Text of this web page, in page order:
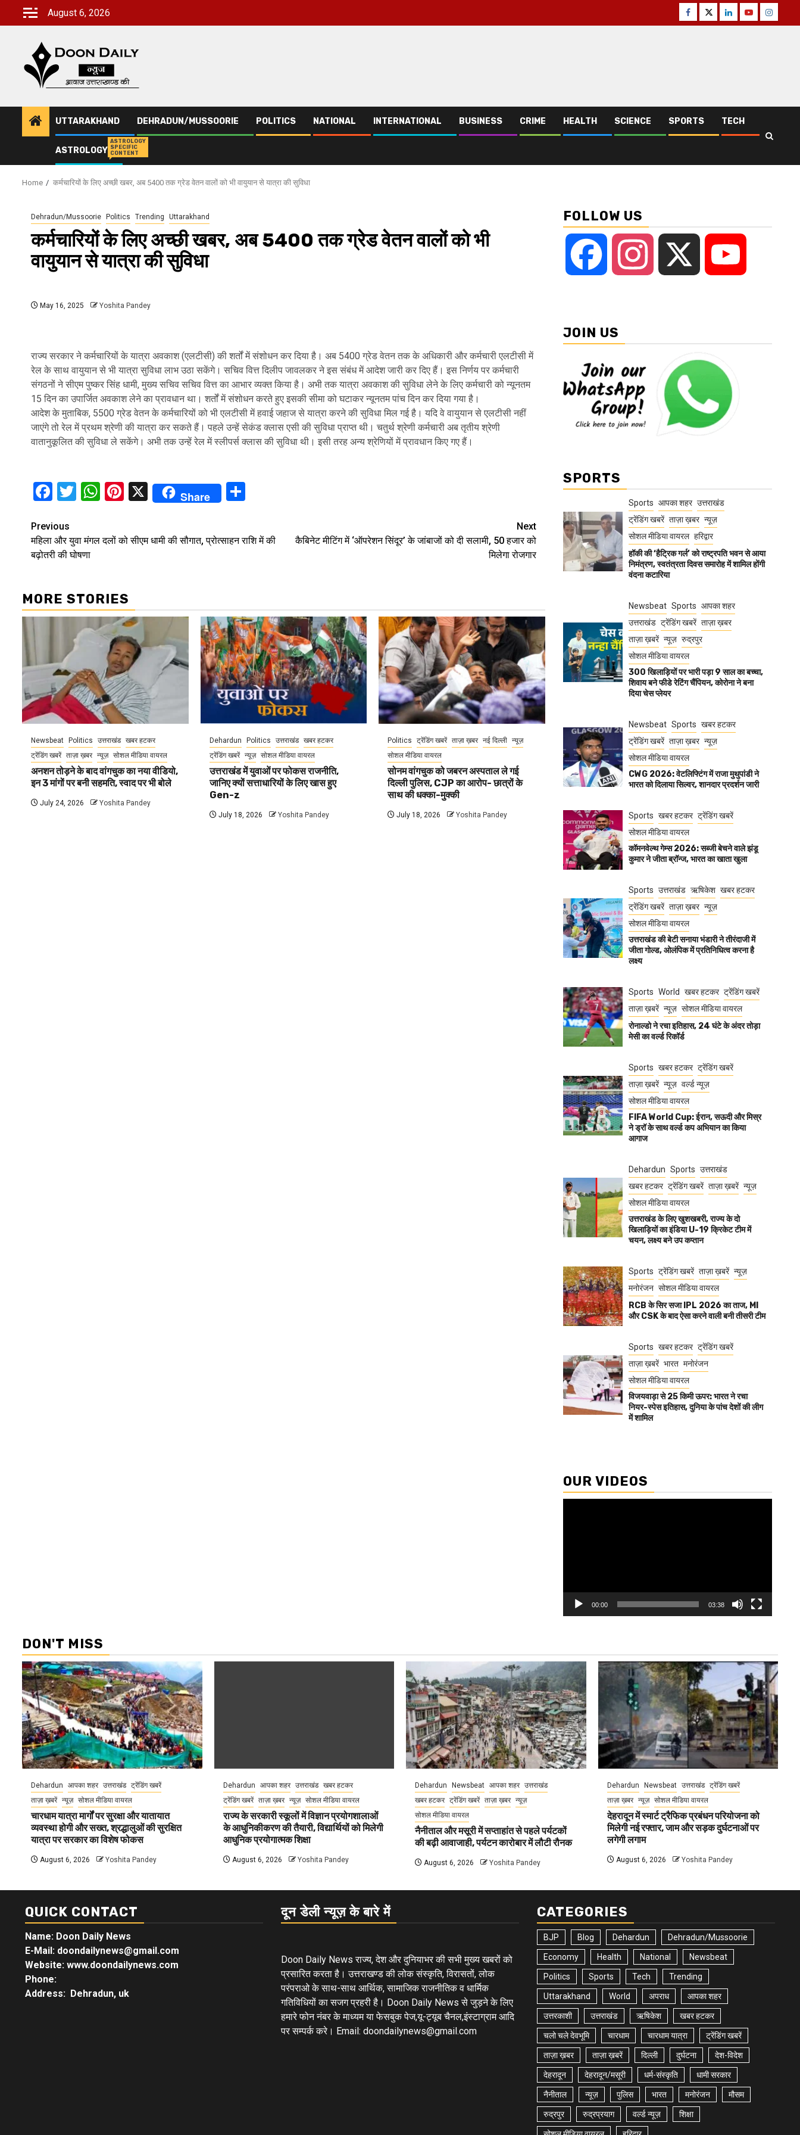
August 6, 2026 Facebook
TwitterLinkedinYoutube
UTTARAKHAND DEHRADUN/MUSSOORIE POLITICS NATIONAL INTERNATIONAL BUSINESS CRIME HEALTH SCIENCE SPORTS TECH
ASTROLOGY
ASTROLOGY
SPECIFIC
CONTENT
Home कर्मचारियों के लिए अच्छी खबर, अब 5400 तक ग्रेड वेतन वालों को भी वायुयान से यात्रा की सुविधा
Dehradun/Mussoorie Politics Trending Uttarakhand
कर्मचारियों के लिए अच्छी खबर, अब 5400 तक ग्रेड वेतन वालों को भी
वायुयान से यात्रा की सुविधा
May 16, 2025 Yoshita Pandey
राज्य सरकार ने कर्मचारियों के यात्रा अवकाश (एलटीसी) की शर्तों में संशोधन कर दिया है। अब 5400 ग्रेड वेतन तक के अधिकारी और कर्मचारी एलटीसी में
रेल के साथ वायुयान से भी यात्रा सुविधा लाभ उठा सकेंगे। सचिव वित्त दिलीप जावलकर ने इस संबंध में आदेश जारी कर दिए हैं। इस निर्णय पर कर्मचारी
संगठनों ने सीएम पुष्कर सिंह धामी, मुख्य सचिव सचिव वित्त का आभार व्यक्त किया है। अभी तक यात्रा अवकाश की सुविधा लेने के लिए कर्मचारी को न्यूनतम
15 दिन का उपार्जित अवकाश लेने का प्रावधान था। शर्तों में संशोधन करते हुए इसकी सीमा को घटाकर न्यूनतम पांच दिन कर दिया गया है।
आदेश के मुताबिक, 5500 ग्रेड वेतन के कर्मचारियों को भी एलटीसी में हवाई जहाज से यात्रा करने की सुविधा मिल गई है। यदि वे वायुयान से एलटीसी नहीं
जाएंगे तो रेल में प्रथम श्रेणी की यात्रा कर सकते हैं। पहले उन्हें सेकंड क्लास एसी की सुविधा प्राप्त थी। चतुर्थ श्रेणी कर्मचारी अब तृतीय श्रेणी
वातानुकूलित की सुविधा ले सकेंगे। अभी तक उन्हें रेल में स्लीपर्स क्लास की सुविधा थी। इसी तरह अन्य श्रेणियों में प्रावधान किए गए हैं।
Facebook
Twitter
WhatsApp
Pinterest
X Share
Continue
Reading
Previous
महिला और युवा मंगल दलों को सीएम धामी की सौगात, प्रोत्साहन राशि में की
बढ़ोतरी की घोषणा
Next
कैबिनेट मीटिंग में ‘ऑपरेशन सिंदूर’ के जांबाजों को दी सलामी, 50 हजार को
मिलेगा रोजगार
MORE STORIES
Newsbeat Politics उत्तराखंड खबर हटकर
ट्रेंडिंग खबरें ताज़ा ख़बर न्यूज़ सोशल मीडिया वायरल
अनशन तोड़ने के बाद वांगचुक का नया वीडियो,
इन 3 मांगों पर बनी सहमति, स्वाद पर भी बोले
July 24, 2026 Yoshita Pandey
Dehardun Politics उत्तराखंड खबर हटकर
ट्रेंडिंग खबरें न्यूज़ सोशल मीडिया वायरल
उत्तराखंड में युवाओं पर फोकस राजनीति,
जानिए क्यों सत्ताधारियों के लिए खास हुए
Gen-z
July 18, 2026 Yoshita Pandey
Politics ट्रेंडिंग खबरें ताज़ा ख़बर नई दिल्ली न्यूज़
सोशल मीडिया वायरल
सोनम वांगचुक को जबरन अस्पताल ले गई
दिल्ली पुलिस, CJP का आरोप- छात्रों के
साथ की धक्का-मुक्की
July 18, 2026 Yoshita Pandey
FOLLOW US
Facebook Instagram
JOIN US
SPORTS
Sports आपका शहर उत्तराखंड
ट्रेंडिंग खबरें ताज़ा ख़बर न्यूज़
सोशल मीडिया वायरल हरिद्वार
हॉकी की ‘हैट्रिक गर्ल’ को राष्ट्रपति भवन से आया
निमंत्रण, स्वतंत्रता दिवस समारोह में शामिल होंगी
वंदना कटारिया
Newsbeat Sports आपका शहर
उत्तराखंड ट्रेंडिंग खबरें ताज़ा ख़बर
ताज़ा ख़बरें न्यूज़ रुद्रपुर
सोशल मीडिया वायरल
300 खिलाड़ियों पर भारी पड़ा 9 साल का बच्चा,
शिवाय बने फीडे रेटिंग चैंपियन, कोरोना ने बना
दिया चेस प्लेयर
Newsbeat Sports खबर हटकर
ट्रेंडिंग खबरें ताज़ा ख़बर न्यूज़
सोशल मीडिया वायरल
CWG 2026: वेटलिफ्टिंग में राजा मुथुपांडी ने
भारत को दिलाया सिल्वर, शानदार प्रदर्शन जारी
Sports खबर हटकर ट्रेंडिंग खबरें
सोशल मीडिया वायरल
कॉमनवेल्थ गेम्स 2026: सब्जी बेचने वाले झंडू
कुमार ने जीता ब्रॉन्ज, भारत का खाता खुला
Sports उत्तराखंड ऋषिकेश खबर हटकर
ट्रेंडिंग खबरें ताज़ा ख़बर न्यूज़
सोशल मीडिया वायरल
उत्तराखंड की बेटी सनाया भंडारी ने तीरंदाजी में
जीता गोल्ड, ओलंपिक में प्रतिनिधित्व करना है
लक्ष्य
Sports World खबर हटकर ट्रेंडिंग खबरें
ताज़ा ख़बरें न्यूज़ सोशल मीडिया वायरल
रोनाल्डो ने रचा इतिहास, 24 घंटे के अंदर तोड़ा
मेसी का वर्ल्ड रिकॉर्ड
Sports खबर हटकर ट्रेंडिंग खबरें
ताज़ा ख़बरें न्यूज़ वर्ल्ड न्यूज़
सोशल मीडिया वायरल
FIFA World Cup: ईरान, सऊदी और मिस्र
ने ड्रॉ के साथ वर्ल्ड कप अभियान का किया
आगाज
Dehardun Sports उत्तराखंड
खबर हटकर ट्रेंडिंग खबरें ताज़ा ख़बरें न्यूज़
सोशल मीडिया वायरल
उत्तराखंड के लिए खुशखबरी, राज्य के दो
खिलाड़ियों का इंडिया U-19 क्रिकेट टीम में
चयन, लक्ष्य बने उप कप्तान
Sports ट्रेंडिंग खबरें ताज़ा ख़बरें न्यूज़
मनोरंजन सोशल मीडिया वायरल
RCB के सिर सजा IPL 2026 का ताज, MI
और CSK के बाद ऐसा करने वाली बनी तीसरी टीम
Sports खबर हटकर ट्रेंडिंग खबरें
ताज़ा ख़बरें भारत मनोरंजन
सोशल मीडिया वायरल
विजयवाड़ा से 25 किमी ऊपर: भारत ने रचा
नियर-स्पेस इतिहास, दुनिया के पांच देशों की लीग
में शामिल
OUR VIDEOS
00:00 03:38
DON'T MISS
Dehardun आपका शहर उत्तराखंड ट्रेंडिंग खबरें
ताज़ा ख़बरें न्यूज़ सोशल मीडिया वायरल
चारधाम यात्रा मार्गों पर सुरक्षा और यातायात
व्यवस्था होगी और सख्त, श्रद्धालुओं की सुरक्षित
यात्रा पर सरकार का विशेष फोकस
August 6, 2026 Yoshita Pandey
Dehardun आपका शहर उत्तराखंड
खबर हटकर
ट्रेंडिंग खबरें
ताज़ा ख़बर न्यूज़ सोशल मीडिया वायरल
राज्य के सरकारी स्कूलों में विज्ञान प्रयोगशालाओं
के आधुनिकीकरण की तैयारी, विद्यार्थियों को मिलेगी
आधुनिक प्रयोगात्मक शिक्षा
August 6, 2026 Yoshita Pandey
Dehardun Newsbeat आपका शहर उत्तराखंड
खबर हटकर ट्रेंडिंग खबरें ताज़ा ख़बर न्यूज़
सोशल मीडिया वायरल
नैनीताल और मसूरी में सप्ताहांत से पहले पर्यटकों
की बढ़ी आवाजाही, पर्यटन कारोबार में लौटी रौनक
August 6, 2026 Yoshita Pandey
Dehardun Newsbeat उत्तराखंड
ट्रेंडिंग खबरें
ताज़ा ख़बर
न्यूज़ सोशल मीडिया वायरल
देहरादून में स्मार्ट ट्रैफिक प्रबंधन परियोजना को
मिलेगी नई रफ्तार, जाम और सड़क दुर्घटनाओं पर
लगेगी लगाम
August 6, 2026 Yoshita Pandey
QUICK CONTACT
Name: Doon Daily News
E-Mail: doondailynews@gmail.com
Website: www.doondailynews.com
Phone:
Address: Dehradun, uk
दून डेली न्यूज़ के बारे में
Doon Daily News राज्य, देश और दुनियाभर की सभी मुख्य खबरों को
प्रसारित करता है। उत्तराखण्ड की लोक संस्कृति, विरासतों, लोक
परंपराओ के साथ-साथ आर्थिक, सामाजिक राजनीतिक व धार्मिक
गतिविधियों का सजग प्रहरी है। Doon Daily News से जुड़ने के लिए
हमारे फोन नंबर के माध्यम या फेसबुक पेज,यू-ट्यूब चैनल,इंस्टाग्राम आदि
पर सम्पर्क करे। Email: doondailynews@gmail.com
CATEGORIES
BJP Blog Dehardun Dehradun/Mussoorie
Economy Health National Newsbeat
Politics Sports Tech Trending
Uttarakhand World अपराध आपका शहर
उत्तरकाशी उत्तराखंड ऋषिकेश खबर हटकर
चलो चले देवभूमि चारधाम चारधाम यात्रा ट्रेंडिंग खबरें
ताज़ा ख़बर ताज़ा ख़बरें दिल्ली दुर्घटना देश-विदेश
देहरादून देहरादून/मसूरी धर्म-संस्कृति धामी सरकार
नैनीताल न्यूज़ पुलिस भारत मनोरंजन मौसम
रुद्रपुर रुद्रप्रयाग वर्ल्ड न्यूज़ शिक्षा